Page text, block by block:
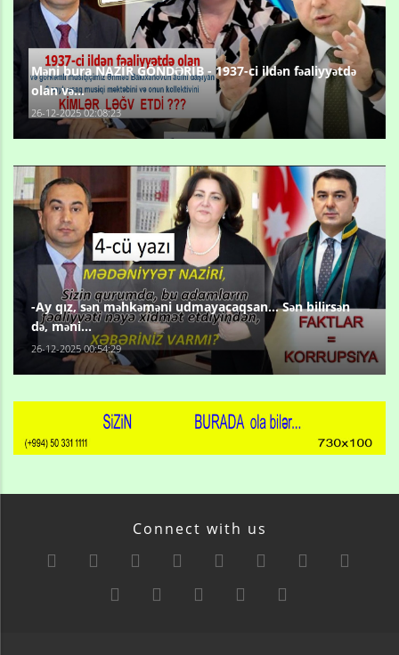
Məni bura NAZİR GÖNDƏRİB - 1937-ci ildən fəaliyyətdə
olan və...
26-12-2025 02:08:23
-Ay qız, sən məhkəməni udmayacaqsan... Sən bilirsən
də, məni...
26-12-2025 00:54:29
Connect with us